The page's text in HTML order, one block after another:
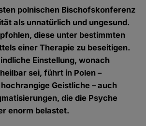
polnischen Bischofskonferenz
als unnatürlich und ungesund.
diese unter bestimmten
einer Therapie zu beseitigen.
Einstellung, wonach
sei, führt in Polen –
Geistliche – auch
die die Psyche
enorm belastet.